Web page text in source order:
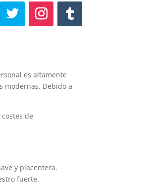
es altamente
modernas. Debido a
de
y placentera.
fuerte.